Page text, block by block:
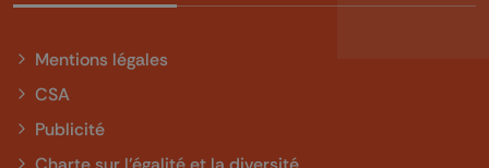
Mentions légales
CSA
Publicité
Charte sur l'égalité et la diversité